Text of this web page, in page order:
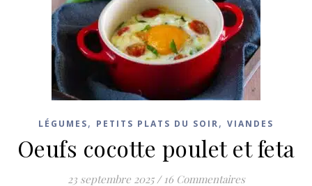
LÉGUMES, PETITS PLATS DU SOIR, VIANDES
Oeufs cocotte poulet et feta
23 septembre 2025 / 16 Commentaires